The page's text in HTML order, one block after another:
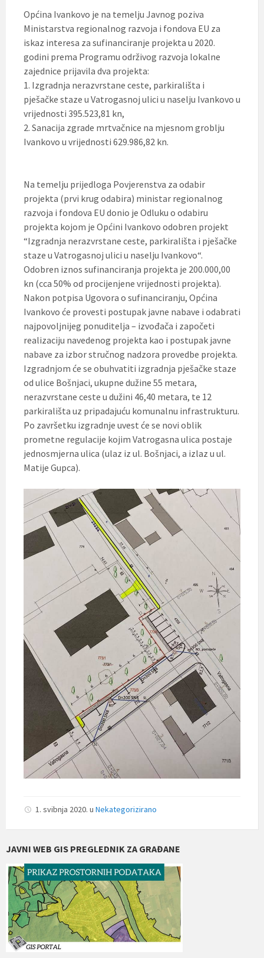
Općina Ivankovo je na temelju Javnog poziva
Ministarstva regionalnog razvoja i fondova EU za
iskaz interesa za sufinanciranje projekta u 2020.
godini prema Programu održivog razvoja lokalne
zajednice prijavila dva projekta:
1. Izgradnja nerazvrstane ceste, parkirališta i
pješačke staze u Vatrogasnoj ulici u naselju Ivankovo u
vrijednosti 395.523,81 kn,
2. Sanacija zgrade mrtvačnice na mjesnom groblju
Ivankovo u vrijednosti 629.986,82 kn.
Na temelju prijedloga Povjerenstva za odabir
projekta (prvi krug odabira) ministar regionalnog
razvoja i fondova EU donio je Odluku o odabiru
projekta kojom je Općini Ivankovo odobren projekt
“Izgradnja nerazvrstane ceste, parkirališta i pješačke
staze u Vatrogasnoj ulici u naselju Ivankovo“.
Odobren iznos sufinanciranja projekta je 200.000,00
kn (cca 50% od procijenjene vrijednosti projekta).
Nakon potpisa Ugovora o sufinanciranju, Općina
Ivankovo će provesti postupak javne nabave i odabrati
najpovoljnijeg ponuditelja – izvođača i započeti
realizaciju navedenog projekta kao i postupak javne
nabave za izbor stručnog nadzora provedbe projekta.
Izgradnjom će se obuhvatiti izgradnja pješačke staze
od ulice Bošnjaci, ukupne dužine 55 metara,
nerazvrstane ceste u dužini 46,40 metara, te 12
parkirališta uz pripadajuću komunalnu infrastrukturu.
Po završetku izgradnje uvest će se novi oblik
prometne regulacije kojim Vatrogasna ulica postaje
jednosmjerna ulica (ulaz iz ul. Bošnjaci, a izlaz u ul.
Matije Gupca).
1. svibnja 2020. u Nekategorizirano
JAVNI WEB GIS PREGLEDNIK ZA GRAĐANE